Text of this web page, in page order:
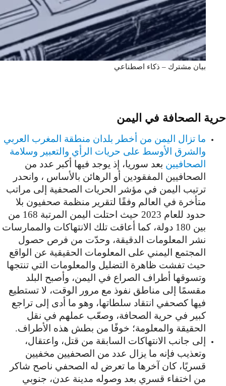
بيان مشترك – ذكاء اصطناعي
حرية الصحافة في اليمن
ما تزال اليمن من أخطر بلدان منطقة المغرب العربي
والشرق الأوسط على حريات الرأي والتعبير وسلامة
الصحافيين بعد سوريا، إذ يوجد فيها أكبر عدد من
الصحافيين المفقودين أو الرهائن بالأساس ، وانحدر
ترتيب اليمن في مؤشر الحريات الصحفية إلى مراتب
متأخرة في العالم وفقًا لتقرير منظمة صحفيون بلا
حدود للعام 2023 حيث احتلت اليمن المرتبة 168 من
بين 180 دولة، كما أعاقت تلك الانتهاكات والممارسات
نشر المعلومات الدقيقة، وحدّت من فرص حصول
المجتمع اليمني على المعلومات الحقيقية عن الواقع
حيث تفشت ظاهرة التضليل والمعلومات التي تنتجها
وتسوقها أطراف الصراع في اليمن، وأصبح البلد
مقسمًا إلى مناطق نفوذ مع مرور الوقت، لا تستطيع
فيها كصحفي انتقاد سلطاتها، وهو ما أدى إلى تراجع
كبير في حرية الصحافة، وصعّب عملهم في نقل
الحقيقة والمعلومة؛ خوفًا من بطش هذه الأطراف.
إلى جانب الانتهاكات السابقة من قتل، واعتقال،
وتعذيب فإنه ما يزال عدد من الصحفيين مخفيين
قسريًا، كان آخرها ما تعرض له الصحفي ناصح شاكر
من اختفاء قسري بعد وصوله مدينة عدن، جنوبي